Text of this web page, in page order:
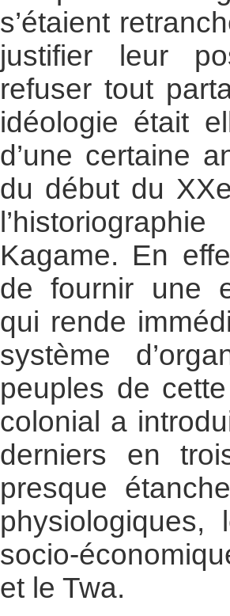
s’étaient
justifier leur
refuser tout
idéologie était
d’une certaine
du début du
Kagame. En
de fournir une
qui rende
système
peuples de
colonial a
derniers en
presque
socio-
et le Twa.